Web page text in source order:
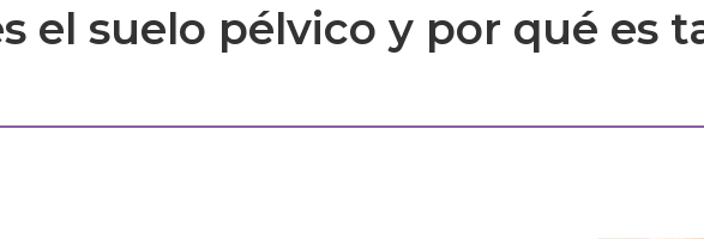
el suelo pélvico y por qué es